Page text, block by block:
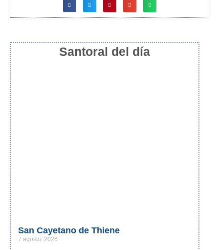
Santoral del día
San Cayetano de Thiene
7 agosto, 2026